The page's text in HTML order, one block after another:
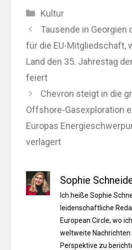
Kategorien
Kultur
Tausende in Georgien
für die EU-Mitgliedschaft,
Land den 35. Jahrestag
feiert
Chevron steigt in die
Offshore-Gasexploration
Europas
verlagert
Sophie
Ich heiße Sophie
leidenschaftliche
European Circle, wo
weltweite
Perspektive zu